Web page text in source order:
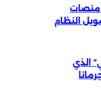
منصات
النظام
الذي